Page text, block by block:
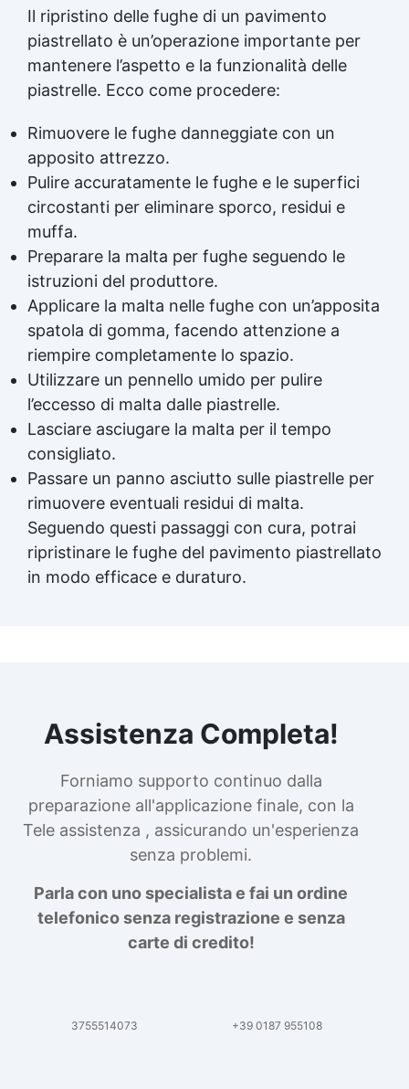
Il ripristino delle fughe di un pavimento
piastrellato è un’operazione importante per
mantenere l’aspetto e la funzionalità delle
piastrelle. Ecco come procedere:
Rimuovere le fughe danneggiate con un
apposito attrezzo.
Pulire accuratamente le fughe e le superfici
circostanti per eliminare sporco, residui e
muffa.
Preparare la malta per fughe seguendo le
istruzioni del produttore.
Applicare la malta nelle fughe con un’apposita
spatola di gomma, facendo attenzione a
riempire completamente lo spazio.
Utilizzare un pennello umido per pulire
l’eccesso di malta dalle piastrelle.
Lasciare asciugare la malta per il tempo
consigliato.
Passare un panno asciutto sulle piastrelle per
rimuovere eventuali residui di malta.
Seguendo questi passaggi con cura, potrai
ripristinare le fughe del pavimento piastrellato
in modo efficace e duraturo.
Assistenza Completa!
Forniamo supporto continuo dalla
preparazione all'applicazione finale, con la
Tele assistenza , assicurando un'esperienza
senza problemi.
Parla con uno specialista e fai un ordine
telefonico senza registrazione e senza
carte di credito!
3755514073 +39 0187 955108